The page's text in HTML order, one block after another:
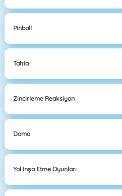
Pinball
Tahta
Zincirleme Reaksiyon
Dama
Yol Inşa Etme Oyunları